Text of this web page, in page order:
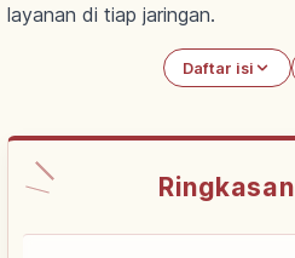
layanan di tiap jaringan.
Daftar isi